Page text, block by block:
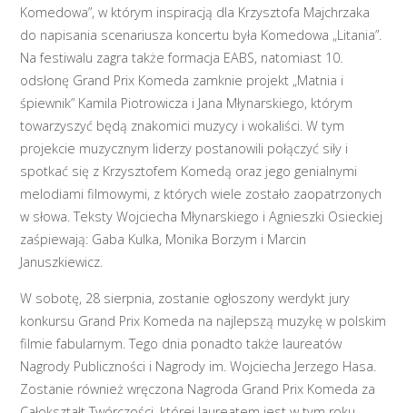
Komedowa”, w którym inspiracją dla Krzysztofa Majchrzaka
do napisania scenariusza koncertu była Komedowa „Litania”.
Na festiwalu zagra także formacja EABS, natomiast 10.
odsłonę Grand Prix Komeda zamknie projekt „Matnia i
śpiewnik” Kamila Piotrowicza i Jana Młynarskiego, którym
towarzyszyć będą znakomici muzycy i wokaliści. W tym
projekcie muzycznym liderzy postanowili połączyć siły i
spotkać się z Krzysztofem Komedą oraz jego genialnymi
melodiami filmowymi, z których wiele zostało zaopatrzonych
w słowa. Teksty Wojciecha Młynarskiego i Agnieszki Osieckiej
zaśpiewają: Gaba Kulka, Monika Borzym i Marcin
Januszkiewicz.
W sobotę, 28 sierpnia, zostanie ogłoszony werdykt jury
konkursu Grand Prix Komeda na najlepszą muzykę w polskim
filmie fabularnym. Tego dnia ponadto także laureatów
Nagrody Publiczności i Nagrody im. Wojciecha Jerzego Hasa.
Zostanie również wręczona Nagroda Grand Prix Komeda za